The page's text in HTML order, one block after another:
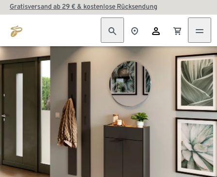
Gratisversand ab 29 € & kostenlose Rücksendung